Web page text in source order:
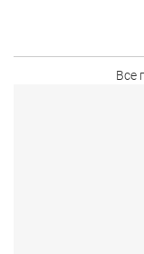
Все